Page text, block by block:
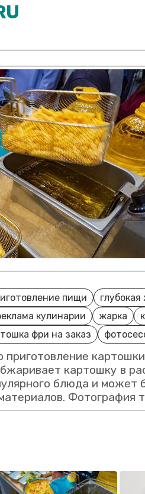
пищи
кулинарии жарка
фри на заказ
картошку в
блюда и
Фотография